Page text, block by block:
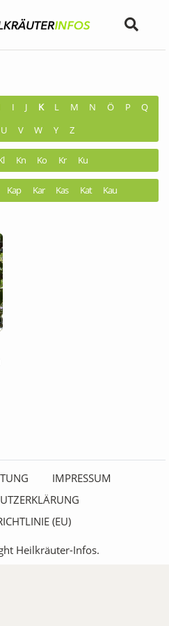
I J K L M N Ö P
Q
U V W Y Z
Kn Ko Kr Ku
Kap Kar Kas Kat Kau
IMPRESSUM
(EU)
Heilkräuter-Infos.